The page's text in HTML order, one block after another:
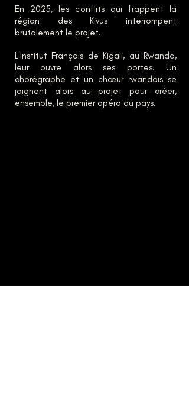
En 2025, les conflits qui frappent la
région des Kivus interrompent
brutalement le projet.
L'Institut Français de Kigali, au Rwanda,
leur ouvre alors ses portes. Un
chorégraphe et un chœur rwandais se
joignent alors au projet pour créer,
ensemble, le premier opéra du pays.